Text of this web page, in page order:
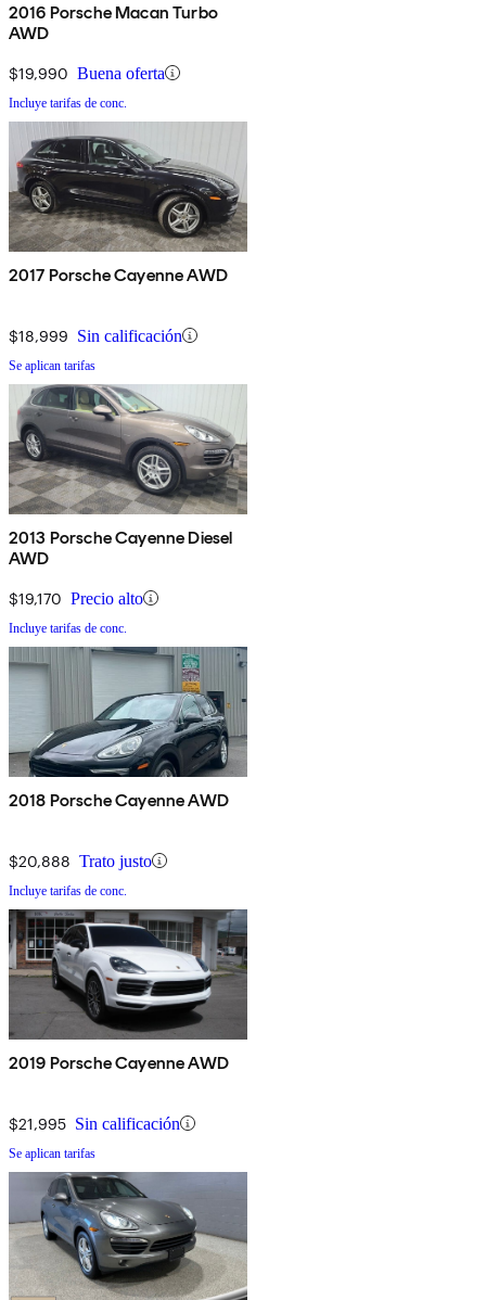
2016 Porsche Macan Turbo
AWD
$19,990 Buena oferta
Incluye tarifas de conc.
2017 Porsche Cayenne AWD
$18,999 Sin calificación
Se aplican tarifas
2013 Porsche Cayenne Diesel
AWD
$19,170 Precio alto
Incluye tarifas de conc.
2018 Porsche Cayenne AWD
$20,888 Trato justo
Incluye tarifas de conc.
2019 Porsche Cayenne AWD
$21,995 Sin calificación
Se aplican tarifas